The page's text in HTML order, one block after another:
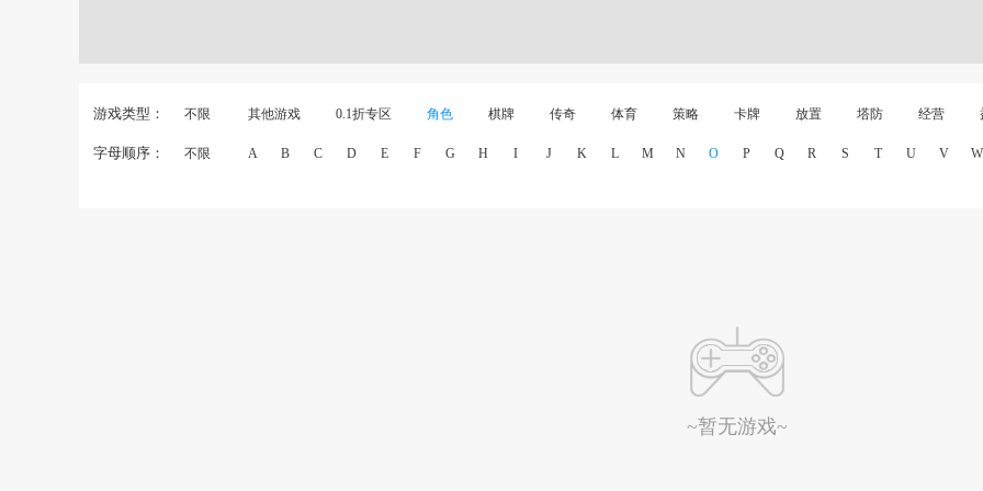
游戏类型： 不限 其他游戏 0.1折专区 角色 棋牌 传奇 体育 策略 卡牌 放置 塔防 经营
字母顺序： 不限 A B C D E F G H I J K L M N O P Q R S T U V W
~暂无游戏~